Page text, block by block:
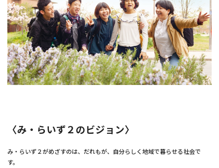
〈み・らいず２のビジョン〉
み・らいず２がめざすのは、だれもが、自分らしく地域で暮らせる社会で
す。